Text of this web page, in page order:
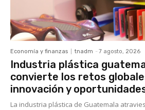
Economía y finanzas tnadm - 7 agosto, 2026
Industria plástica
convierte los retos
innovación y
La industria plástica de Guatemala